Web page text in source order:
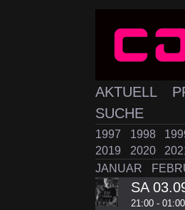
AKTUELL
SUCHE
1997 1998
2019
2020
JANUAR
SA
21:00 - 01:00